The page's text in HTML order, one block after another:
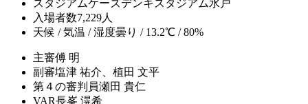
スタジアムケーズデンキスタジアム水戸
入場者数7,229人
天候 / 気温 / 湿度曇り / 13.2℃ / 80%
主審傅 明
副審塩津 祐介、植田 文平
第４の審判員瀬田 貴仁
VAR長峯 滉希